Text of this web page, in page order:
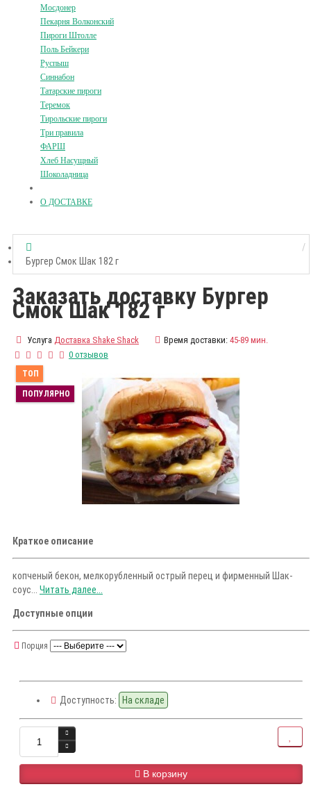
Мосдонер
Пекарня Волконский
Пироги Штолле
Поль Бейкери
Руспыш
Синнабон
Татарские пироги
Теремок
Тирольские пироги
Три правила
ФАРШ
Хлеб Насущный
Шоколадница
О ДОСТАВКЕ
Бургер Смок Шак 182 г
Заказать доставку Бургер
Смок Шак 182 г
Услуга Доставка Shake Shack Время доставки: 45-89 мин.
0 отзывов
ТОП
ПОПУЛЯРНО
Краткое описание
копченый бекон, мелкорубленный острый перец и фирменный Шак-
соус... Читать далее...
Доступные опции
Порция
Доступность: На складе
В корзину